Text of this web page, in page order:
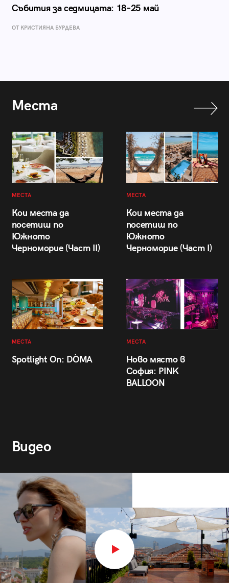
Събития за седмицата: 18–25 май
ОТ КРИСТИЯНА БУРДЕВА
Места
МЕСТА
Кои места да
посетиш по
Южното
Черноморие (Част II)
МЕСТА
Кои места да
посетиш по
Южното
Черноморие (Част I)
МЕСТА
Spotlight On: DÒMA
МЕСТА
Ново място в
София: PINK
BALLOON
Видео